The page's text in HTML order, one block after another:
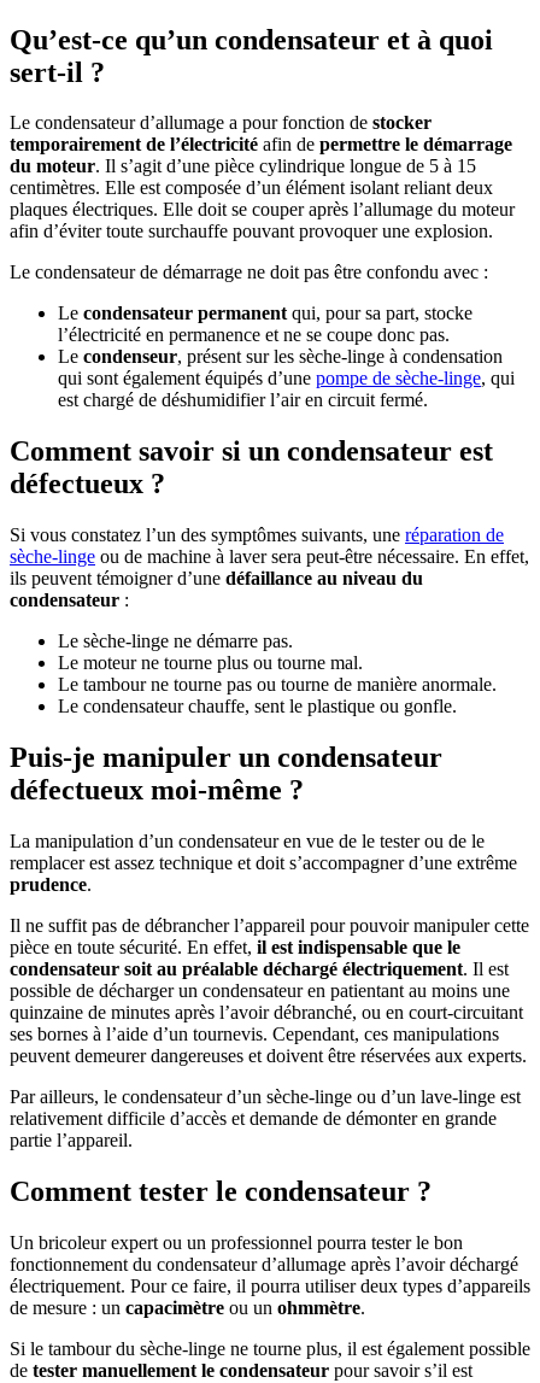
Qu’est-ce qu’un condensateur et à quoi
sert-il ?
Le condensateur d’allumage a pour fonction de stocker
temporairement de l’électricité afin de permettre le démarrage
du moteur. Il s’agit d’une pièce cylindrique longue de 5 à 15
centimètres. Elle est composée d’un élément isolant reliant deux
plaques électriques. Elle doit se couper après l’allumage du moteur
afin d’éviter toute surchauffe pouvant provoquer une explosion.
Le condensateur de démarrage ne doit pas être confondu avec :
Le condensateur permanentqui, pour sa part, stocke
l’électricité en permanence et ne se coupe donc pas.
Le condenseur, présent sur les sèche-linge à condensation
qui sont également équipés d’une pompe de sèche-linge, qui
est chargé de déshumidifier l’air en circuit fermé.
Comment savoir si un condensateur est
défectueux ?
Si vous constatez l’un des symptômes suivants, une réparation de
sèche-linge ou de machine à laver sera peut-être nécessaire. En effet,
ils peuvent témoigner d’une défaillance au niveau du
condensateur :
Le sèche-linge ne démarre pas.
Le moteur ne tourne plus ou tourne mal.
Le tambour ne tourne pas ou tourne de manière anormale.
Le condensateur chauffe, sent le plastique ou gonfle.
Puis-je manipuler un condensateur
défectueux moi-même ?
La manipulation d’un condensateur en vue de le tester ou de le
remplacer est assez technique et doit s’accompagner d’une extrême
prudence.
Il ne suffit pas de débrancher l’appareil pour pouvoir manipuler cette
pièce en toute sécurité. En effet, il est indispensable que le
condensateur soit au préalable déchargé électriquement. Il est
possible de décharger un condensateur en patientant au moins une
quinzaine de minutes après l’avoir débranché, ou en court-circuitant
ses bornes à l’aide d’un tournevis. Cependant, ces manipulations
peuvent demeurer dangereuses et doivent être réservées aux experts.
Par ailleurs, le condensateur d’un sèche-linge ou d’un lave-linge est
relativement difficile d’accès et demande de démonter en grande
partie l’appareil.
Comment tester le condensateur ?
Un bricoleur expert ou un professionnel pourra tester le bon
fonctionnement du condensateur d’allumage après l’avoir déchargé
électriquement. Pour ce faire, il pourra utiliser deux types d’appareils
de mesure : un capacimètre ou un ohmmètre.
Si le tambour du sèche-linge ne tourne plus, il est également possible
de tester manuellement le condensateur pour savoir s’il est